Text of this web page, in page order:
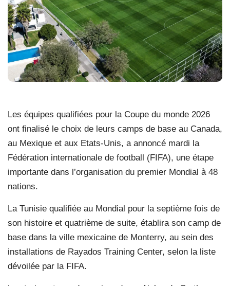
Les équipes qualifiées pour la Coupe du monde 2026
ont finalisé le choix de leurs camps de base au Canada,
au Mexique et aux Etats-Unis, a annoncé mardi la
Fédération internationale de football (FIFA), une étape
importante dans l’organisation du premier Mondial à 48
nations.
La Tunisie qualifiée au Mondial pour la septième fois de
son histoire et quatrième de suite, établira son camp de
base dans la ville mexicaine de Monterry, au sein des
installations de Rayados Training Center, selon la liste
dévoilée par la FIFA.